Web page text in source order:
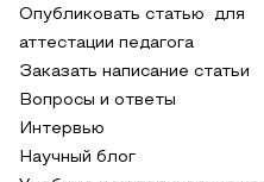
Опубликовать статью для
аттестации педагога
Заказать написание статьи
Вопросы и ответы
Интервью
Научный блог